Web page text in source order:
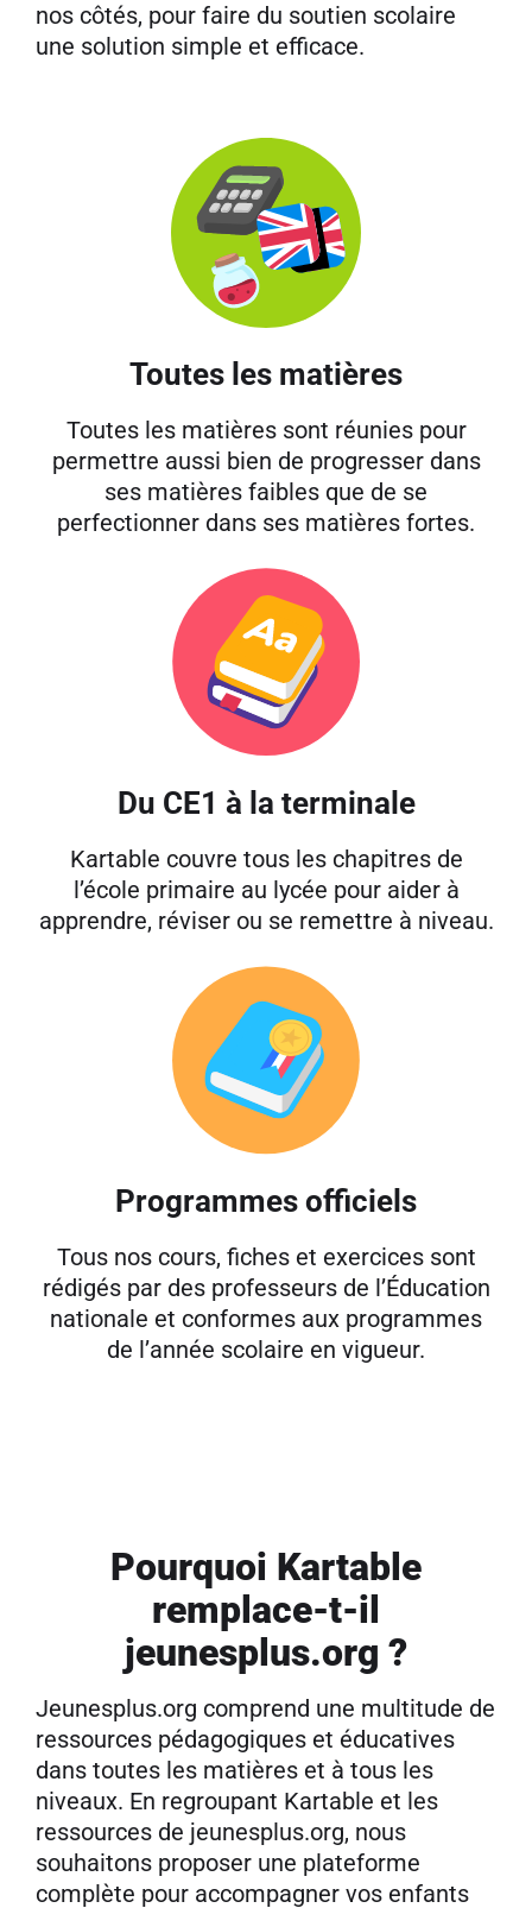
nos côtés, pour faire du soutien scolaire
une solution simple et efficace.
Toutes les matières
Toutes les matières sont réunies pour
permettre aussi bien de progresser dans
ses matières faibles que de se
perfectionner dans ses matières fortes.
Du CE1 à la terminale
Kartable couvre tous les chapitres de
l’école primaire au lycée pour aider à
apprendre, réviser ou se remettre à niveau.
Programmes officiels
Tous nos cours, fiches et exercices sont
rédigés par des professeurs de l’Éducation
nationale et conformes aux programmes
de l’année scolaire en vigueur.
Pourquoi Kartable
remplace-t-il
jeunesplus.org ?
Jeunesplus.org comprend une multitude de
ressources pédagogiques et éducatives
dans toutes les matières et à tous les
niveaux. En regroupant Kartable et les
ressources de jeunesplus.org, nous
souhaitons proposer une plateforme
complète pour accompagner vos enfants